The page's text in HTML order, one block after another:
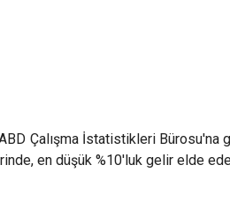
Çalışma İstatistikleri Bürosu'na
en düşük %10'luk gelir elde